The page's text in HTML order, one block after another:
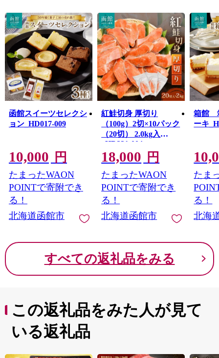
もそのまま残っています。
函館市が有する「歴史」、「景観・街並み」、「食」を
はじめとした数多くの資源を磨き上げることで、まちの
活性化を図っていきたいと考えています。
函館スイーツセレクシ
ョン_HD017-009
10,000 円
たまったWAON
POINTで寄附でき
る！
北海道函館市
紅鮭切身 厚切り
（100g）2切×10パック
（20切） 2.0kg入
_HD231-004
18,000 円
たまったWAON
POINTで寄附でき
る！
北海道函館市
箱館
ーキ
たま
る！
北海
すべての返礼品をみる
この返礼品をみた人が見て
いる返礼品